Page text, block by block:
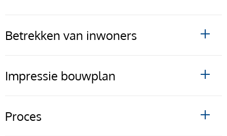
Betrekken van inwoners
Impressie bouwplan
Proces